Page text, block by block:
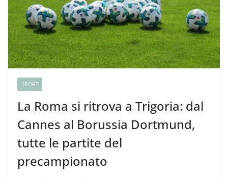
SPORT
La Roma si ritrova a Trigoria: dal
Cannes al Borussia Dortmund,
tutte le partite del
precampionato